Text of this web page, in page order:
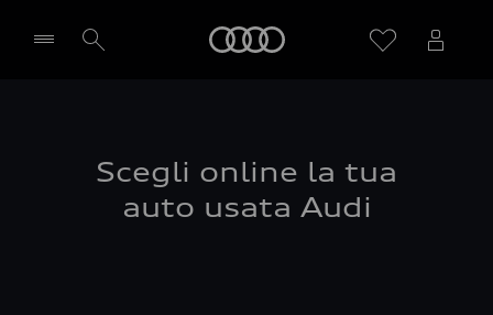
Scegli online la tua
auto usata Audi